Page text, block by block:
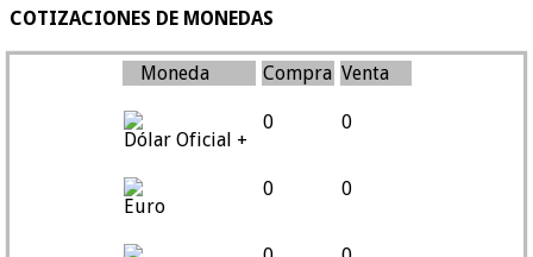
COTIZACIONES DE MONEDAS
Moneda Compra Venta
Dólar Oficial +
0 0
Euro
0 0